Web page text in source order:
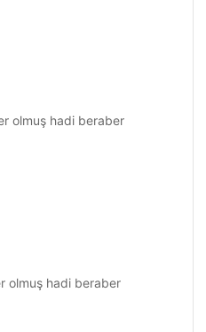
olmuş hadi beraber
olmuş hadi beraber